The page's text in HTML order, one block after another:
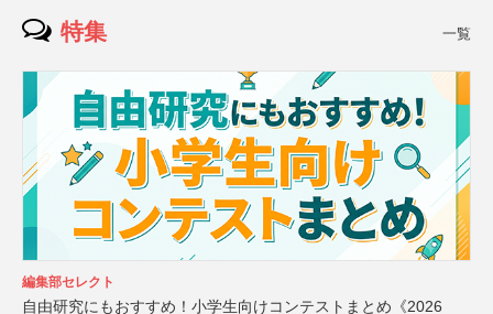
特集 一覧
編集部セレクト
自由研究にもおすすめ！小学生向けコンテストまとめ《2026